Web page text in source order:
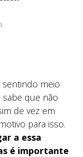
sentindo meio
que não
de vez em
para isso.
a essa
é importante